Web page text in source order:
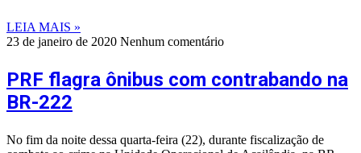
LEIA MAIS »
23 de janeiro de 2020 Nenhum comentário
PRF flagra ônibus com contrabando na
BR-222
No fim da noite dessa quarta-feira (22), durante fiscalização de